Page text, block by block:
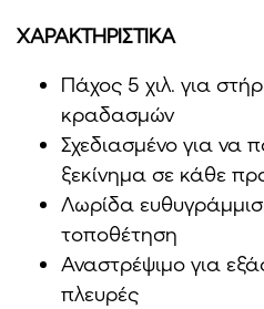
ΧΑΡΑΚΤΗΡΙΣΤΙΚΑ
Πάχος 5 χιλ. για
κραδασμών
Σχεδιασμένο για να
ξεκίνημα σε κάθε
Λωρίδα
τοποθέτηση
Αναστρέψιμο για
πλευρές